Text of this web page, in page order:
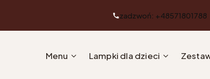
zadzwoń: +48571801788
Menu Lampki dla dzieci